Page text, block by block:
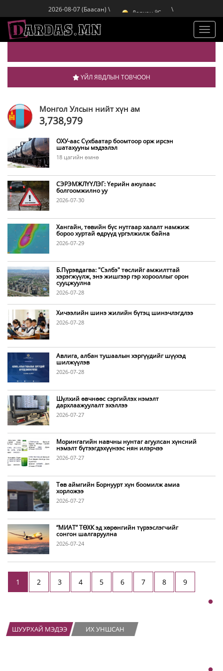
2026-08-07 (Баасан) \
Дархан oC
Эрдэнэт oC
\
ҮЙЛ ЯВДЛЫН ТОВЧООН
Монгол Улсын нийт хүн ам
3,738,979
ОХУ-аас Сүхбаатар боомтоор орж ирсэн
шатахууны мэдээлэл
18 цагийн өмнө
СЭРЭМЖЛҮҮЛЭГ: Үерийн аюулаас
болгоомжилно уу
2026-07-30
Хангайн, төвийн бүс нутгаар халалт намжиж
бороо хуртай өдрүүд үргэлжилж байна
2026-07-29
Б.Пүрэвдагва: "Сэлбэ" төслийг амжилттай
хэрэгжүүлж, энэ жишгээр гэр хорооллыг орон
сууцжуулна
2026-07-28
Хичээлийн шинэ жилийн бүтэц шинэчлэгдлээ
2026-07-28
Авлига, албан тушаалын хэргүүдийг шүүхэд
шилжүүлэв
2026-07-28
Шүлхий өвчнөөс сэргийлэх нэмэлт
дархлаажуулалт эхэллээ
2026-07-27
Морингагийн навчны нунтаг агуулсан хүнсний
нэмэлт бүтээгдэхүүнээс нян илэрчээ
2026-07-27
Төв аймгийн Борнуурт хүн боомилж амиа
хорложээ
2026-07-27
“МИАТ” ТӨХК эд хөрөнгийн түрээслэгчийг
сонгон шалгаруулна
2026-07-24
1 2 3 4 5 6 7 8 9
ШУУРХАЙ МЭДЭЭ ИХ УНШСАН